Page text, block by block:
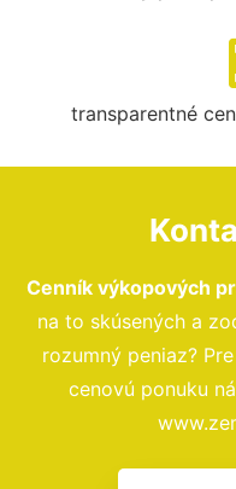
transparentné
Cenník výkopových
na to skúsených a
rozumný peniaz?
cenovú ponuku